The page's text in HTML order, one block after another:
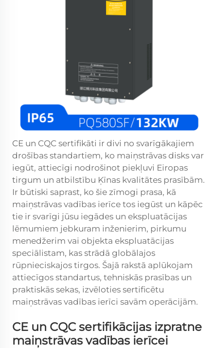
CE un CQC sertifikāti ir divi no svarīgākajiem
drošības standartiem, ko maiņstrāvas disks var
iegūt, attiecīgi nodrošinot piekļuvi Eiropas
tirgum un atbilstību Ķīnas kvalitātes prasībām.
Ir būtiski saprast, ko šie zīmogi prasa, kā
maiņstrāvas vadības ierīce tos iegūst un kāpēc
tie ir svarīgi jūsu iegādes un ekspluatācijas
lēmumiem jebkuram inženierim, pirkumu
menedžerim vai objekta ekspluatācijas
speciālistam, kas strādā globālajos
rūpnieciskajos tirgos. Šajā rakstā aplūkojam
attiecīgos standartus, tehniskās prasības un
praktiskās sekas, izvēloties sertificētu
maiņstrāvas vadības ierīci savām operācijām.
CE un CQC sertifikācijas izpratne
maiņstrāvas vadības ierīcei